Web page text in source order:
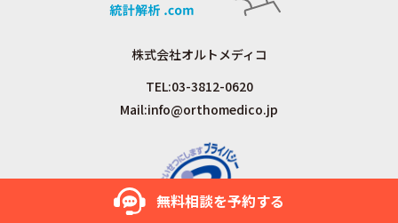
無料相談を予約する
株式会社オルトメディコ
TEL:03-3812-0620
Mail:info@orthomedico.jp